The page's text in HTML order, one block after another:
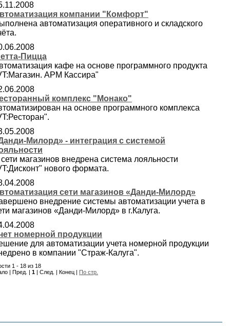
компании "Комфорт"
автоматизация оперативного и складского
Пицца
кафе на основе программного продукта
АРМ Кассира"
комплекс "Монако"
на основе программного комплекса
Милорд» - интеграция с системой
магазинов внедрена система лояльности
нового формата.
сети магазинов «Данди-Милорд»
внедрение системы автоматизации учета в
магазинов «Данди-Милорд» в г.Калуга.
номерной продукции
для автоматизации учета номерной продукции
в компании "Страж-Калуга".
1 - 18 из 18
| Пред. | 1 | След. | Конец | По стр.